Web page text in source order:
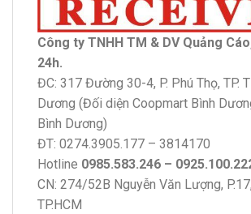
Công ty TNHH TM & DV Quảng
24h.
ĐC: 317 Đường 30-4, P. Phú Thọ, TP.
Dương (Đối diện Coopmart Bình
Bình Dương)
ĐT: 0274.3905.177 – 3814170
Hotline 0985.583.246 –
CN: 274/52B Nguyễn Văn Lượng,
TP.HCM